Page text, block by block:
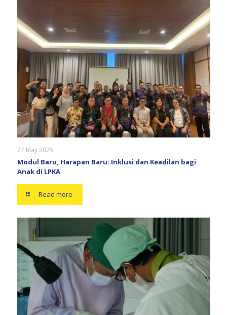
27 May 2025
Modul Baru, Harapan Baru: Inklusi dan Keadilan bagi
Anak di LPKA
Read more